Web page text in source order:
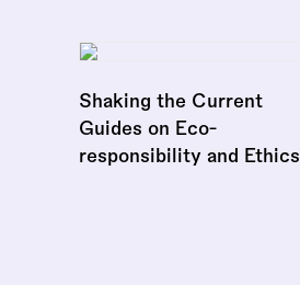
Shaking the Current
Guides on Eco-
responsibility and Ethics